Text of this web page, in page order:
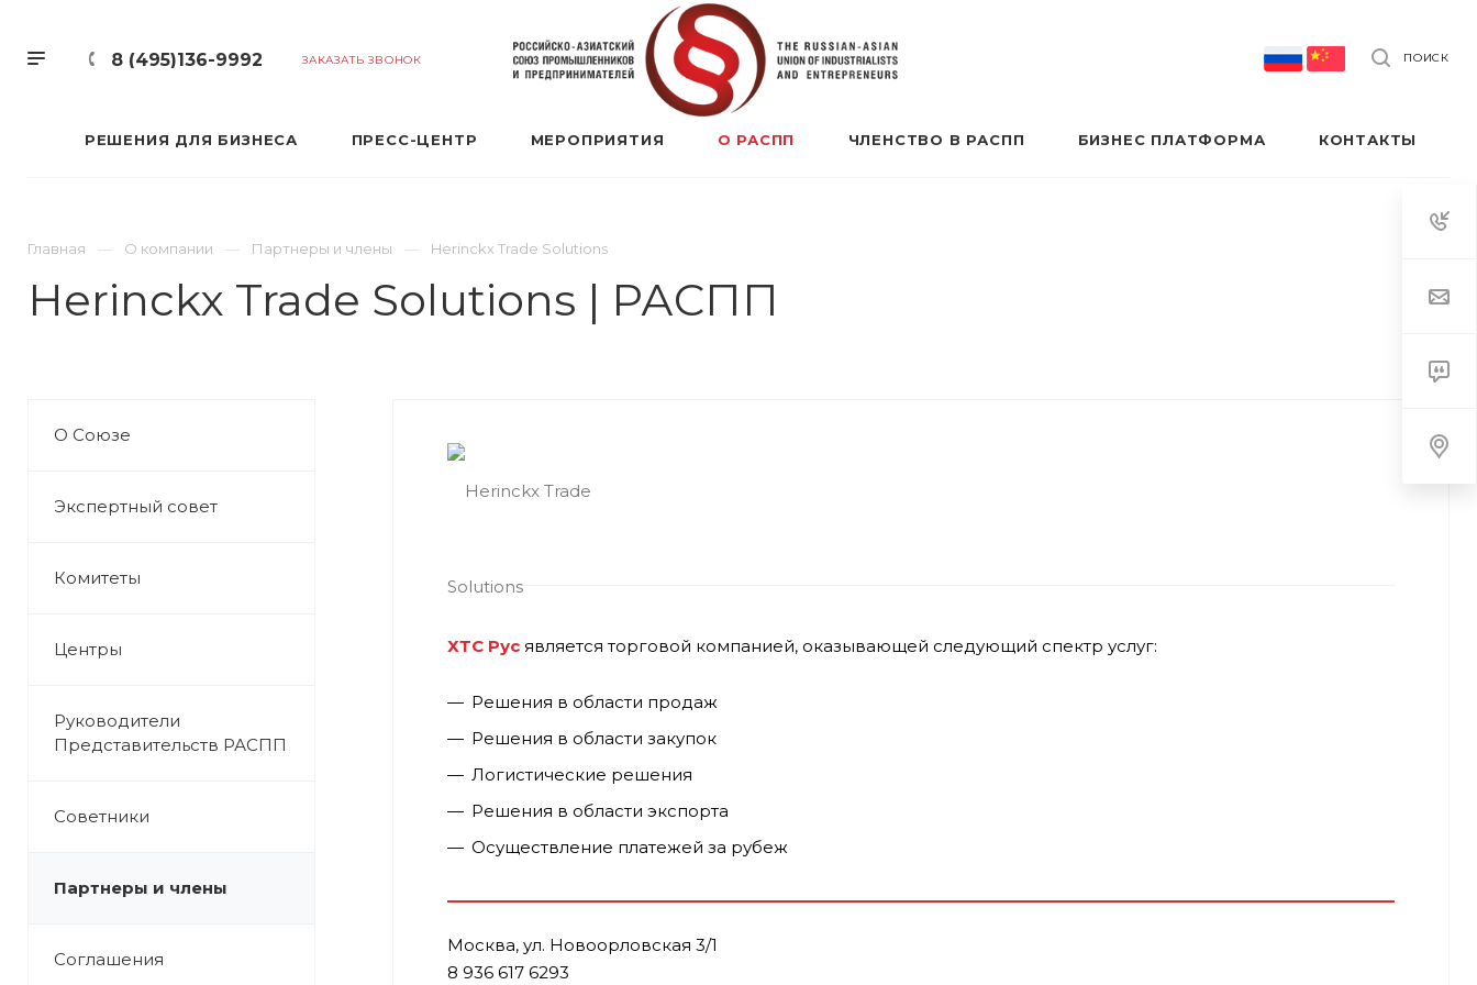
8 (495)136-9992 ЗАКАЗАТЬ ЗВОНОК ПОИСК
РЕШЕНИЯ ДЛЯ БИЗНЕСА ПРЕСС-ЦЕНТР МЕРОПРИЯТИЯ О РАСПП ЧЛЕНСТВО В РАСПП БИЗНЕС ПЛАТФОРМА КОНТАКТЫ
Главная О компании Партнеры и члены Herinckx Trade Solutions
Herinckx Trade Solutions | РАСПП
О Союзе
Экспертный совет
Комитеты
Центры
Руководители
Представительств РАСПП
Советники
Партнеры и члены
Соглашения
ХТС Русявляется торговой компанией, оказывающей следующий спектр услуг:
Решения в области продаж
Решения в области закупок
Логистические решения
Решения в области экспорта
Осуществление платежей за рубеж
Москва, ул. Новоорловская 3/1
8 936 617 6293